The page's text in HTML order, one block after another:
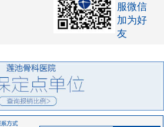
服微信
加为好
友